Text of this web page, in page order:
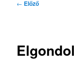
Bejegyzés
← Előző